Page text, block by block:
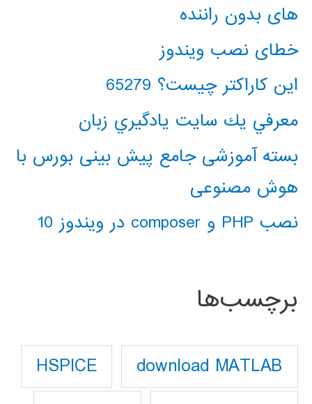
های بدون راننده
خطای نصب ویندوز
این کاراکتر چیست؟ 65279
معرفي يك سايت يادگيري زبان
بسته آموزشی جامع پیش بینی بورس با
هوش مصنوعی
نصب PHP و composer در ویندوز 10
برچسب‌ها
download MATLAB
HSPICE